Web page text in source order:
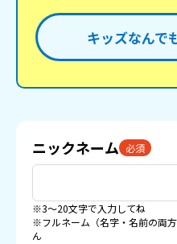
キッズなんで
ニックネーム 必須
※3〜20文字で入力してね
※フルネーム（名字・名前の両
ん